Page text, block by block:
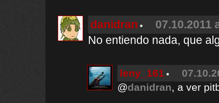
danidran
07.10.2011
No entiendo nada, que
leny_161
@danidran, a ver